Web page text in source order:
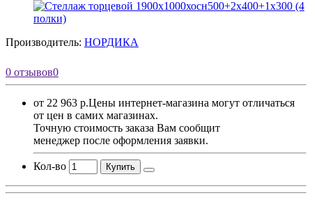
Производитель: НОРДИКА
0 отзывов0
от 22 963 р.Цены интернет-магазина могут отличаться
от цен в самих магазинах.
Точную стоимость заказа Вам сообщит
менеджер после оформления заявки.
Кол-во Купить